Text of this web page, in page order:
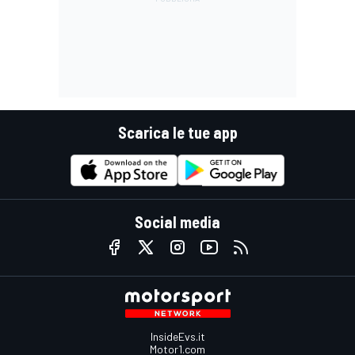
Scarica le tue app
Social media
InsideEvs.it
Motor1.com